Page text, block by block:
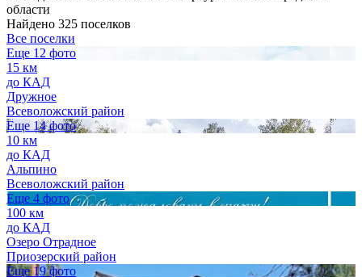
области
Найдено 325 поселков
Все поселки
Еще 12 фото
15 км
до КАД
Дружное
Всеволожский район
Еще 14 фото
10 км
до КАД
Альпино
Всеволожский район
Еще 4 фото
100 км
до КАД
Озеро Отрадное
Приозерский район
Еще 19 фото